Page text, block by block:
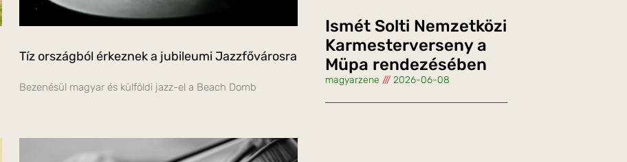
Tíz országból érkeznek a jubileumi Jazzfővárosra
Bezenésül magyar és külföldi jazz-el a Beach Domb
Ismét Solti Nemzetközi
Karmesterverseny a
Müpa rendezésében
magyarzene 2026-06-08